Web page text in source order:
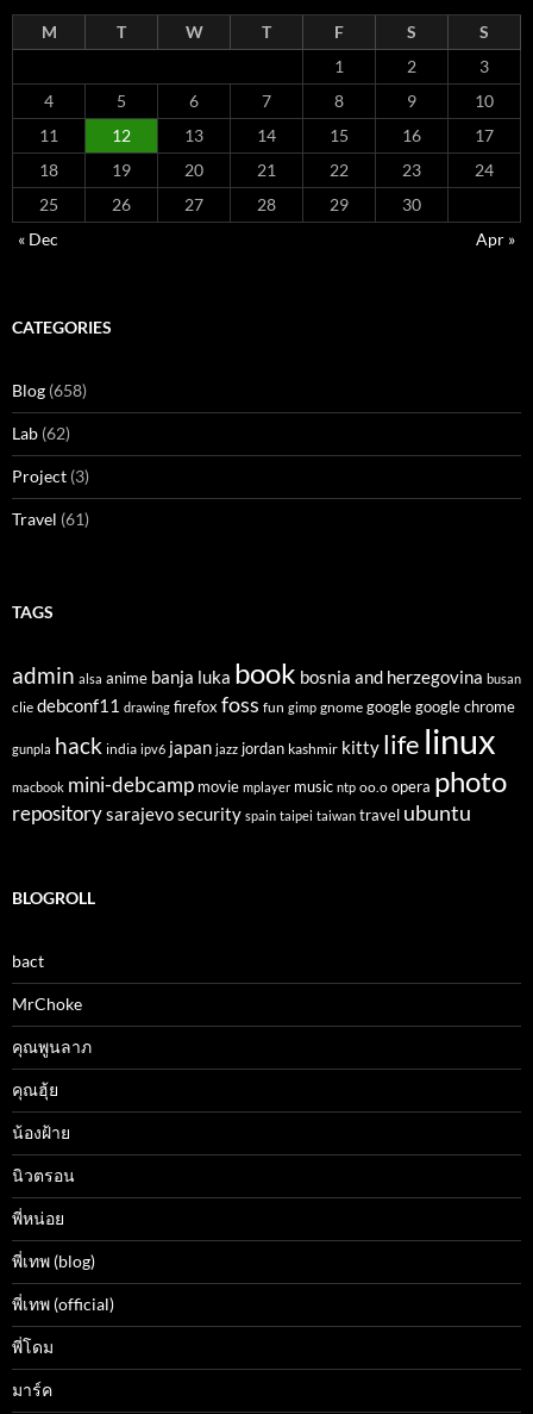
M T W T F S
S
1
2
3
4
5 6 7 8 9
10
11
12 13 14 15 16
17
18
19 20 21 22 23
24
25
26 27 28 29
30
« Dec
Apr »
CATEGORIES
Blog (658)
Lab (62)
Project (3)
Travel (61)
TAGS
admin alsa anime banja luka book bosnia and herzegovina busan
clie debconf11 drawing firefoxfoss fun gimp gnome google google chrome
gunpla hack india ipv6 japan jazz jordan kashmir kitty life linux
macbook mini-debcamp movie mplayer music ntp oo.o opera photo
repositorysarajevosecurity spain taipei taiwan travel ubuntu
BLOGROLL
bact
MrChoke
คุณพูนลาภ
คุณฮุ้ย
น้องฝ้าย
นิวตรอน
พี่หน่อย
พี่เทพ (blog)
พี่เทพ (official)
พี่โดม
มาร์ค